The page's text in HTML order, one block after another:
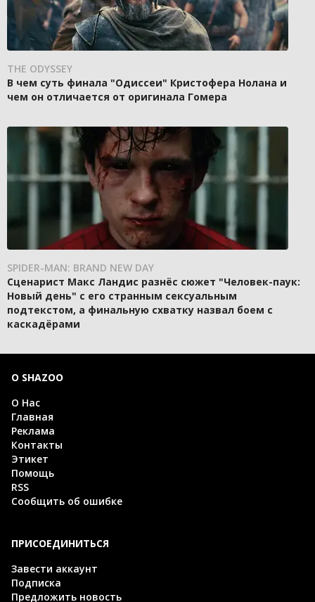
THE ODYSSEY
В чем суть финала "Одиссеи" Кристофера Нолана и
чем он отличается от оригинала Гомера
SPIDER-MAN: BRAND NEW DAY
Сценарист Макс Ландис разнёс сюжет "Человек-паук:
Новый день" с его странным сексуальным
подтекстом, а финальную схватку назвал боем с
каскадёрами
О SHAZOO
О Нас
Главная
Реклама
Контакты
Этикет
Помощь
RSS
Сообщить об ошибке
ПРИСОЕДИНИТЬСЯ
Завести аккаунт
Подписка
Предложить новость